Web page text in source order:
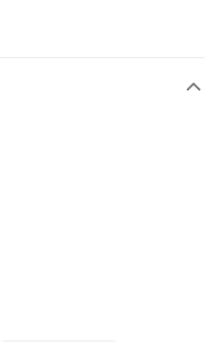
將跳轉至「AFTEE先享後付」
。
中的連結，可透過四大超商／
為交易完成。
結帳頁面顯示為準，若有關於
問，請聯繫「AFTEE先享後付
費
費
費